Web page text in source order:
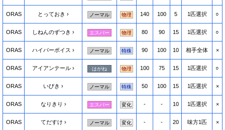
ORAS とっておき ノーマル 物理 140 100 5 1匹選択 ○
ORAS しねんのずつき エスパー 物理 80 90 15 1匹選択 ○
ORAS ハイパーボイス ノーマル 特殊 90 100 10 相手全体 ×
ORAS アイアンテール はがね 物理 100 75 15 1匹選択 ○
ORAS いびき ノーマル 特殊 50 100 15 1匹選択 ×
ORAS なりきり エスパー 変化 - - 10 1匹選択 ×
ORAS てだすけ ノーマル 変化 - - 20 味方1匹 ×